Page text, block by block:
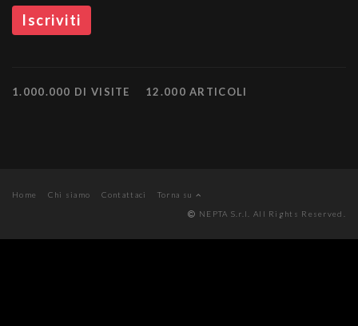
1.000.000 DI VISITE 12.000 ARTICOLI
Home Chi siamo Contattaci
Torna su
NEPTA S.r.l. All Rights Reserved.